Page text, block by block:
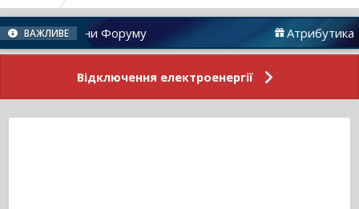
ВАЖЛИВЕ
Новини Форуму Атрибутика
Відключення електроенергії